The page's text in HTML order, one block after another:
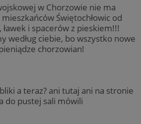
w Chorzowie nie ma
Świętochłowic od
ławek i spacerów z pieskiem!!!
według ciebie, bo wszystko nowe
chorzowian!
a teraz? ani tutaj ani na stronie
do pustej sali mówili